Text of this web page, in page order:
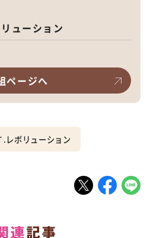
ューション
ページへ
.レボリューション